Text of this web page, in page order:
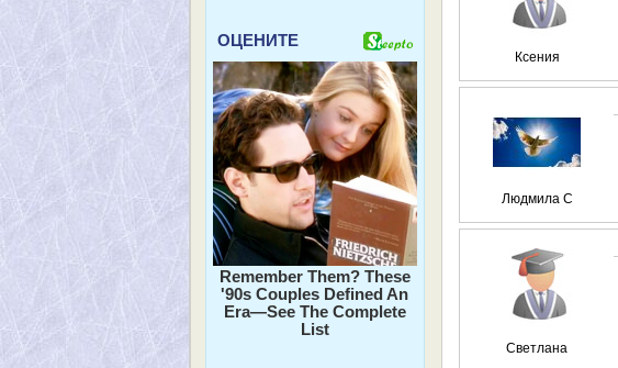
ОЦЕНИТЕ
Remember Them? These
'90s Couples Defined An
Era—See The Complete
List
Ксения
Людмила С
Светлана